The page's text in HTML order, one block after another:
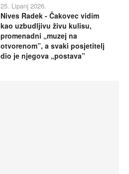
25. Lipanj 2026.
Nives Radek - Čakovec vidim
kao uzbudljivu živu kulisu,
promenadni „muzej na
otvorenom”, a svaki posjetitelj
dio je njegova „postava”